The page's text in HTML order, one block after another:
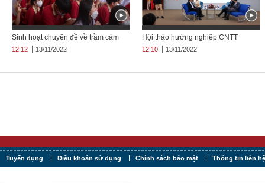
Sinh hoạt chuyên đề về trầm cảm
12:12 13/11/2022
Hội thảo hướng nghiệp CNTT
12:10 13/11/2022
Tuyển dụng Điều khoản sử dụng Chính sách bảo mật Thông tin liên hệ